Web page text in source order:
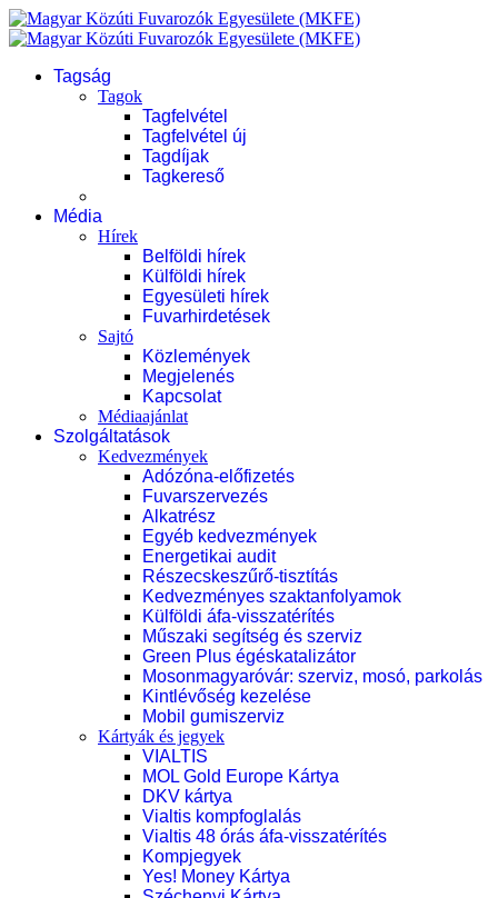
Tagság
Tagok
Tagfelvétel
Tagfelvétel új
Tagdíjak
Tagkereső
Média
Hírek
Belföldi hírek
Külföldi hírek
Egyesületi hírek
Fuvarhirdetések
Sajtó
Közlemények
Megjelenés
Kapcsolat
Médiaajánlat
Szolgáltatások
Kedvezmények
Adózóna-előfizetés
Fuvarszervezés
Alkatrész
Egyéb kedvezmények
Energetikai audit
Részecskeszűrő-tisztítás
Kedvezményes szaktanfolyamok
Külföldi áfa-visszatérítés
Műszaki segítség és szerviz
Green Plus égéskatalizátor
Mosonmagyaróvár: szerviz, mosó, parkolás
Kintlévőség kezelése
Mobil gumiszerviz
Kártyák és jegyek
VIALTIS
MOL Gold Europe Kártya
DKV kártya
Vialtis kompfoglalás
Vialtis 48 órás áfa-visszatérítés
Kompjegyek
Yes! Money Kártya